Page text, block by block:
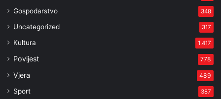
Gospodarstvo 348
Uncategorized 317
Kultura 1.417
Povijest 778
Vjera 489
Sport 387